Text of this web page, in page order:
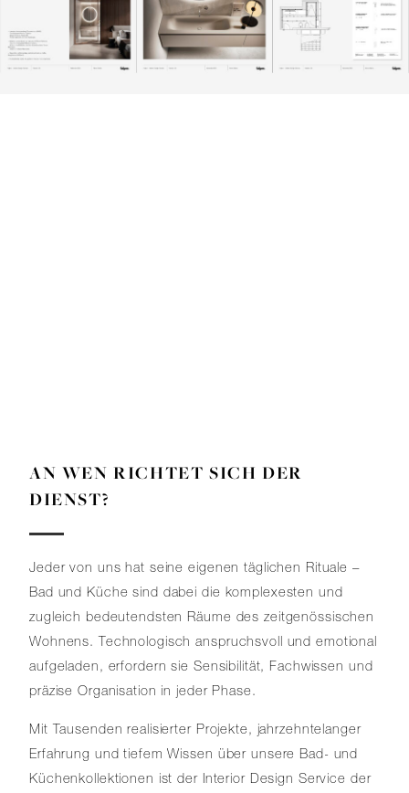
AN WEN RICHTET SICH DER
DIENST?
Jeder von uns hat seine eigenen täglichen Rituale –
Bad und Küche sind dabei die komplexesten und
zugleich bedeutendsten Räume des zeitgenössischen
Wohnens. Technologisch anspruchsvoll und emotional
aufgeladen, erfordern sie Sensibilität, Fachwissen und
präzise Organisation in jeder Phase.
Mit Tausenden realisierter Projekte, jahrzehntelanger
Erfahrung und tiefem Wissen über unsere Bad- und
Küchenkollektionen ist der Interior Design Service der